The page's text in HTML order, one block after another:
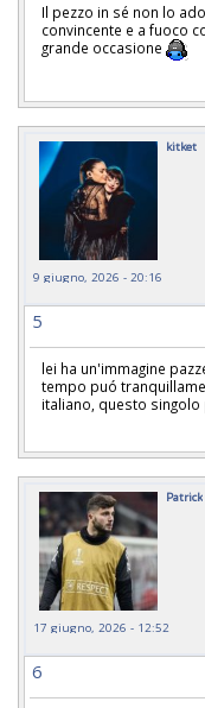
Il pezzo in sé non lo
convincente e a fuoco
grande occasione
kitket
9 giugno, 2026 - 20:16
5
lei ha un'immagine
tempo puó
italiano, questo
Patrick
17 giugno, 2026 - 12:52
6